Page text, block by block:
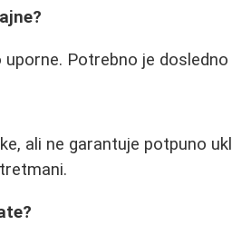
Potrebno je
ali ne garantuje potpuno